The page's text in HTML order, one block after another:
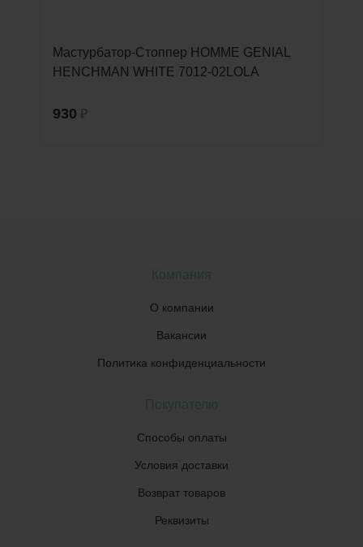
Мастурбатор-Стоппер HOMME GENIAL
HENCHMAN WHITE 7012-02LOLA
930 ₽
Компания
О компании
Вакансии
Политика конфиденциальности
Покупателю
Способы оплаты
Условия доставки
Возврат товаров
Реквизиты